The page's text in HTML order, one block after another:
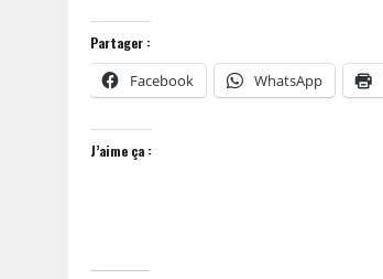
Partager :
Facebook WhatsApp
J’aime ça :